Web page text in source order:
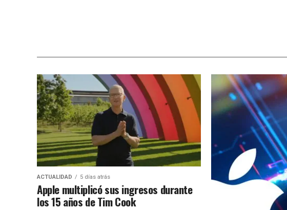
ACTUALIDAD 5 días atrás
Apple multiplicó sus ingresos durante
los 15 años de Tim Cook